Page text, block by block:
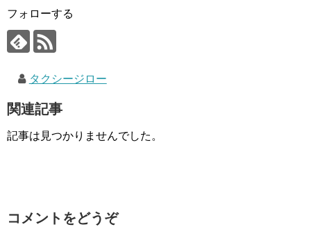
フォローする
タクシージロー
関連記事
記事は見つかりませんでした。
コメントをどうぞ